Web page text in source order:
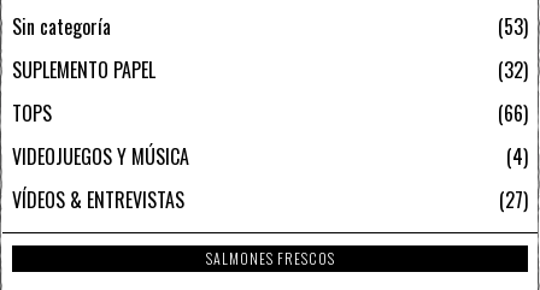
Sin categoría
53
SUPLEMENTO PAPEL
32
TOPS
66
VIDEOJUEGOS Y MÚSICA
4
VÍDEOS & ENTREVISTAS
27
SALMONES FRESCOS